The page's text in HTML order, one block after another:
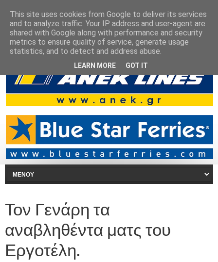
Τον Γενάρη τα
αναβληθέντα ματς του
Εργοτέλη.
This site uses cookies from Google to deliver its services
and to analyze traffic. Your IP address and user-agent are
shared with Google along with performance and security
metrics to ensure quality of service, generate usage
statistics, and to detect and address abuse.
LEARN MORE GOT IT